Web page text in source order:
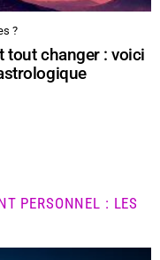
?
tout changer : voici
PERSONNEL : LES